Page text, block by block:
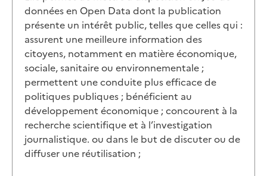
données en Open Data dont la publication
présente un intérêt public, telles que celles qui :
assurent une meilleure information des
citoyens, notamment en matière économique,
sociale, sanitaire ou environnementale ;
permettent une conduite plus efficace de
politiques publiques ; bénéficient au
développement économique ; concourent à la
recherche scientifique et à l’investigation
journalistique. ou dans le but de discuter ou de
diffuser une réutilisation ;